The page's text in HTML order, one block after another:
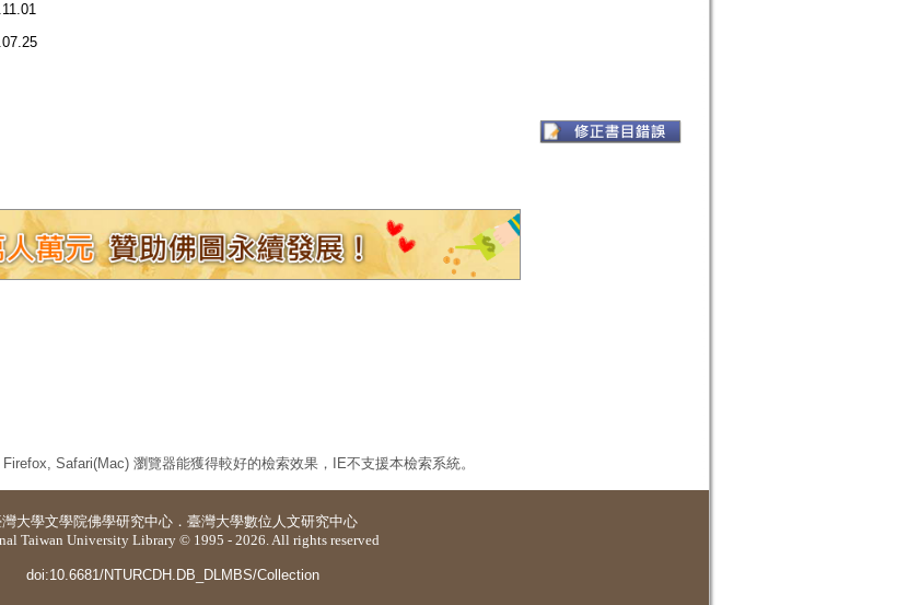
Safari(Mac) 瀏覽器能獲得較好的檢索效果，IE不支援本檢索系統。
大學文學院佛學研究中心 ． 臺灣大學數位人文研究中心
Taiwan University Library © 1995 - 2026. All rights reserved
doi:10.6681/NTURCDH.DB_DLMBS/Collection